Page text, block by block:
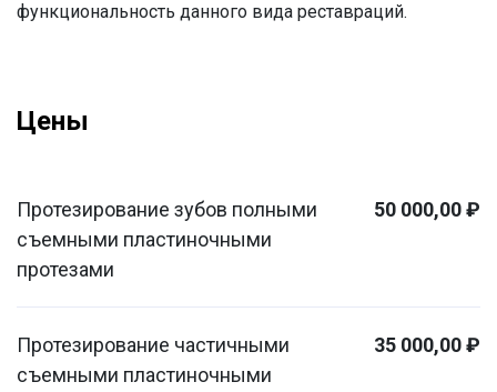
функциональность данного вида реставраций.
Цены
Протезирование зубов полными
съемными пластиночными
протезами
50 000,00 ₽
Протезирование частичными
съемными пластиночными
35 000,00 ₽